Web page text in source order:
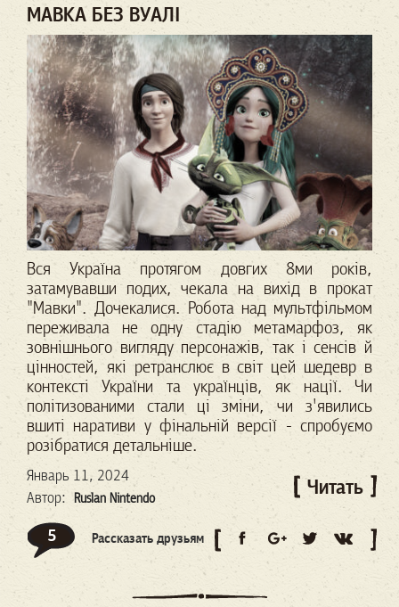
МАВКА БЕЗ ВУАЛІ
Вся Україна протягом довгих 8ми років,
затамувавши подих, чекала на вихід в прокат
"Мавки". Дочекалися. Робота над мультфільмом
переживала не одну стадію метамарфоз, як
зовнішнього вигляду персонажів, так і сенсів й
цінностей, які ретранслює в світ цей шедевр в
контексті України та українців, як нації. Чи
політизованими стали ці зміни, чи з'явились
вшиті наративи у фінальній версії - спробуємо
розібратися детальніше.
Январь 11, 2024
Автор:
Ruslan Nintendo Читать
5 Рассказать друзьям